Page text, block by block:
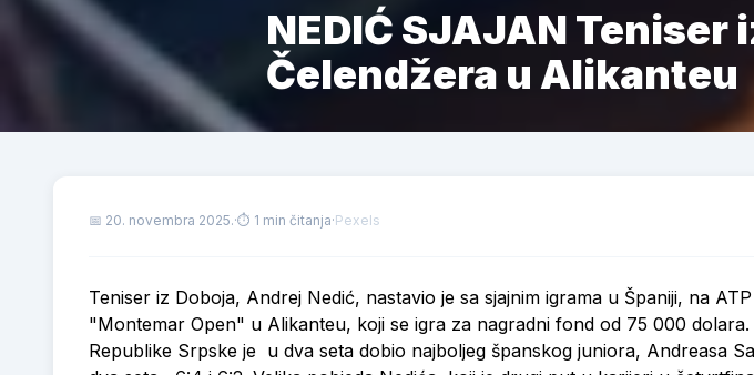
NEDIĆ SJAJAN
Čelendžera u Alikanteu
📅 20. novembra 2025.·⏱ 1 min čitanja·Pexels
Teniser iz Doboja, Andrej Nedić, nastavio je sa sjajnim igrama u Španiji, na
"Montemar Open" u Alikanteu, koji se igra za nagradni fond od 75 000 dolara.
Republike Srpske je u dva seta dobio najboljeg španskog juniora, Andreasa